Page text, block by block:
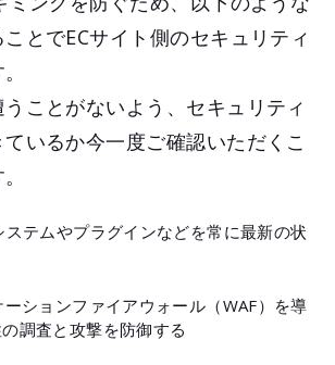
とでECサイト側のセキュリティ
ことがないよう、セキュリティ
いるか今一度ご確認いただくこ
ステムやプラグインなどを常に最新の状
ションファイアウォール（WAF）を導
調査と攻撃を防御する